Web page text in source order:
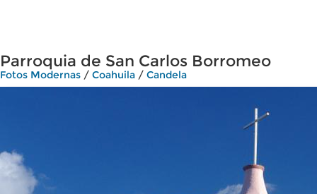
Parroquia de San Carlos Borromeo
Fotos Modernas / Coahuila / Candela